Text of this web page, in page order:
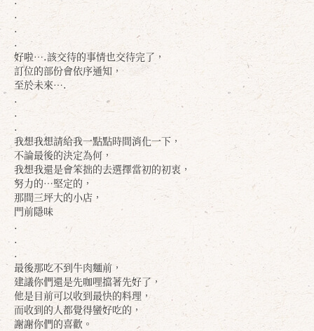
.
.
.
好啦….該交待的事情也交待完了，
訂位的部份會依序通知，
至於未來….
.
.
.
我想我想請給我一點點時間消化一下，
不論最後的決定為何，
我想我還是會笨拙的去選擇當初的初衷，
努力的…堅定的，
那間三坪大的小店，
門前隱味
.
.
.
最後那吃不到牛肉麵前，
建議你們還是先咖哩擋著先好了，
他是目前可以收到最快的料理，
而收到的人都覺得蠻好吃的，
謝謝你們的喜歡。